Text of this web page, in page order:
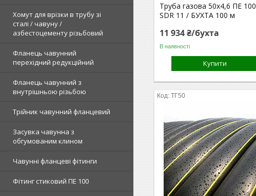
Хомут для врізки в трубу зі
сталі / чавуну /
азбестоцементу різьбовий
Фланець чавунний
перехідний редукційний
Фланець чавунний з
внутрішньою різьбою
Трійник чавунний фланцевий
Засувка чавунна з
обгумованим клином
Чавунні фланцеві фітинги
Фітинг стиковий ПЕ 100
Труба газова 50х4,6 ПЕ 100
SDR 11 / БУХТА 100 м
11 934 ₴/бухта
В наявності
Купити
ТГ50